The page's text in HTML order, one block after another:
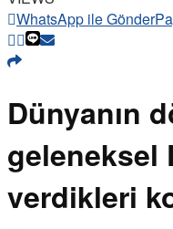
WhatsApp ile Gönder
Dünyanın
geleneksel
verdikleri